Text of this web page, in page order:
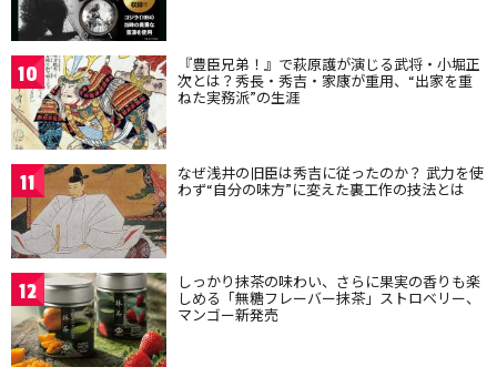
10 『豊臣兄弟！』で萩原護が演じる武将・小堀正
次とは？秀長・秀吉・家康が重用、“出家を重
ねた実務派”の生涯
11 なぜ浅井の旧臣は秀吉に従ったのか？ 武力を使
わず“自分の味方”に変えた裏工作の技法とは
12 しっかり抹茶の味わい、さらに果実の香りも楽
しめる「無糖フレーバー抹茶」ストロベリー、
マンゴー新発売